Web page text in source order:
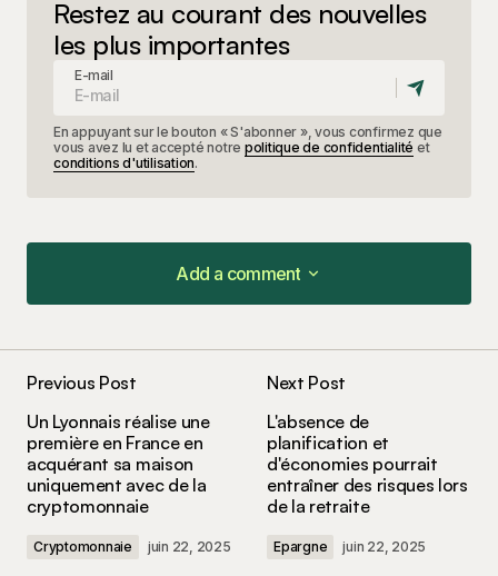
Restez au courant des nouvelles
les plus importantes
E-mail
En appuyant sur le bouton « S'abonner », vous confirmez que
vous avez lu et accepté notre politique de confidentialité et
conditions d'utilisation.
Add a comment
Add a comment
champs obligatoires sont indiqués avec
Comment*
Previous Post
Un Lyonnais réalise une
première en France en
acquérant sa maison
uniquement avec de la
cryptomonnaie
Cryptomonnaie juin 22, 2025
Next Post
L'absence de
planification et
d'économies pourrait
entraîner des risques lors
de la retraite
Epargne juin 22, 2025